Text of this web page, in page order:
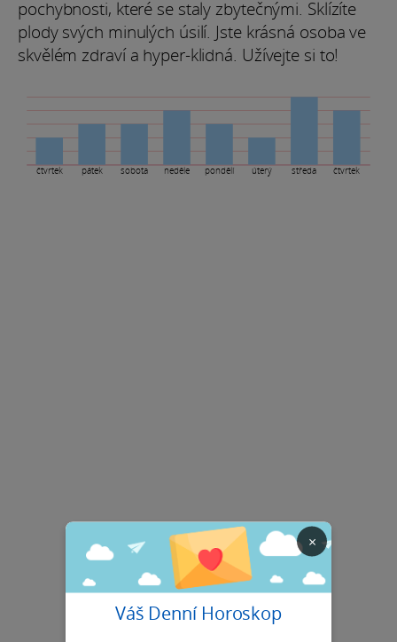
čtvrtek pátek sobota neděle pondělí úterý středa čtvrtek
pochybnosti, které se staly zbytečnými. Sklízíte
plody svých minulých úsilí. Jste krásná osoba ve
skvělém zdraví a hyper-klidná. Užívejte si to!
×
Váš Denní Horoskop